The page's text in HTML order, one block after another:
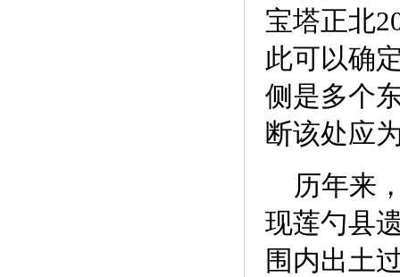
宝塔正北
此可以确
侧是多个
断该处应
历年来
现莲勺县
围内出土